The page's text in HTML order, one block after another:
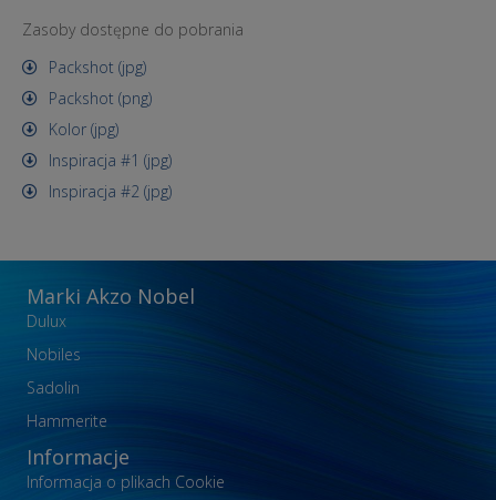
Zasoby dostępne do pobrania
Packshot (jpg)
Packshot (png)
Kolor (jpg)
Inspiracja #1 (jpg)
Inspiracja #2 (jpg)
Marki Akzo Nobel
Dulux
Nobiles
Sadolin
Hammerite
Informacje
Informacja o plikach Cookie